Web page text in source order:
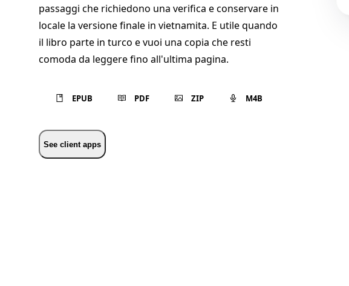
passaggi che richiedono una verifica e conservare in
locale la versione finale in vietnamita. E utile quando
il libro parte in turco e vuoi una copia che resti
comoda da leggere fino all'ultima pagina.
EPUB PDF ZIP M4B
See client apps